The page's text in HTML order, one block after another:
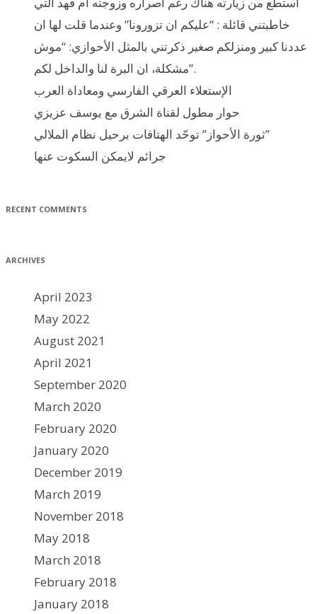
خاطبتني قائلة : “عليكم ان تزورونا” وعندما قلت لها ان
عددنا كبير ومنزلكم صغير ذكرتني بالمثل الأحوازي: “موش
مشكلة، ان البرة لنا والداخل لكم”.
الإستعلاء العرقي الفارسي ومعاداة العرب
حوار مطول لقناة الشرق مع يوسف عزيزي
ثورة الأحواز” توحّد الهتافات برحيل نظام الملالي”
جرائم لايمكن السكوت عنها
RECENT COMMENTS
ARCHIVES
April 2023
May 2022
August 2021
April 2021
September 2020
March 2020
February 2020
January 2020
December 2019
March 2019
November 2018
May 2018
March 2018
February 2018
January 2018